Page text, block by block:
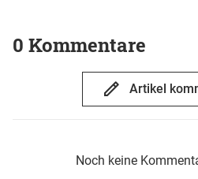
0 Kommentare
Artikel
Noch keine